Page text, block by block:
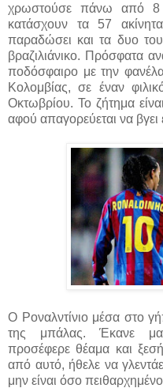
χρωστούσε πάνω από 8
κατάσχουν τα 57
παραδώσει και τα δυο του
βραζιλιάνικο. Πρόσφατα
ποδόσφαιρο με την φανέλα
Κολομβίας, σε έναν
Οκτωβρίου. Το ζήτημα
αφού απαγορεύεται να βγει
Ο Ροναλντίνιο μέσα στο
της μπάλας. Έκανε
προσέφερε θέαμα και
από αυτό, ήθελε να
μην είναι όσο